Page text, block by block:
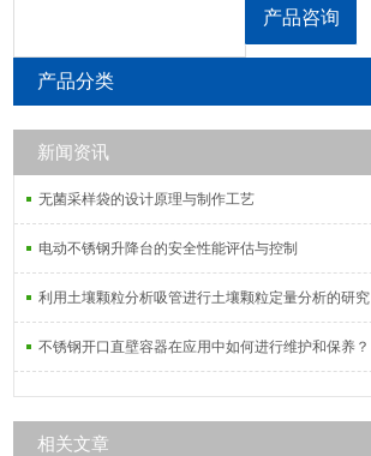
产品咨询
产品分类
新闻资讯
无菌采样袋的设计原理与制作工艺
电动不锈钢升降台的安全性能评估与控制
利用土壤颗粒分析吸管进行土壤颗粒定量分析的研究
不锈钢开口直壁容器在应用中如何进行维护和保养？
相关文章